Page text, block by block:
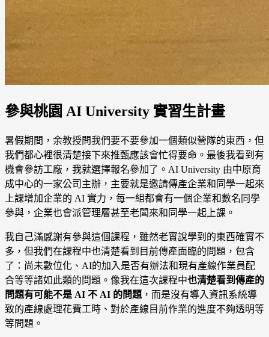
參與桃園 AI University 實習生計畫
暑假期間，余教授問我們要不要參加一個類似營隊的東西，但
我們都心裡很清楚接下來推甄應該會忙得要命。最後我看到有
機會參訪工廠，我就選擇報名參加了。AI University 由中原育
成中心的一家公司主辦，主要就是邀請傳產企業和同學一起來
上課增加企業的 AI 實力，每一組都會有一個企業和數名同學
參與，企業也會派管理層甚至老闆來和同學一起上課。
我自己滿感謝有參與這個課程，雖然老實說學到的東西確實不
多，但我們在課程中也清楚看到目前傳產面臨的問題，包含
了：尚未數位化、AI的加入是否有辦法和現有產線作業員配
合等等諸如此類的問題。像我在這次課程中也清楚看到傳產的
問題有可能不是 AI 不 AI 的問題 ，而是沒有導入資訊系統導
致的產線處理花費工時、對於產線目前作業的進度不夠透明等
等問題。